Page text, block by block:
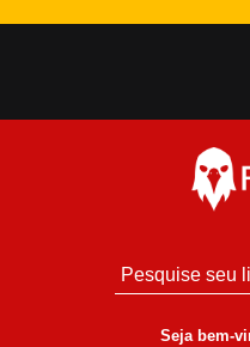
Seja bem-